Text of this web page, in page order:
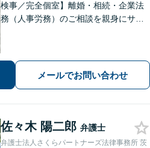
検事／完全個室】離婚・相続・企業法
務（人事労務）のご相談を親身にサポ
中心とした企業法務に対応
メールでお問い合わせ
佐々木 陽二郎 弁護士
弁護士法人さくらパートナーズ法律事務所 茨